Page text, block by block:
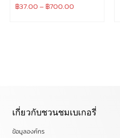
฿37.00– ฿700.00
เกี่ยวกับชวนชมเบเกอรี่
ข้อมูลองค์กร